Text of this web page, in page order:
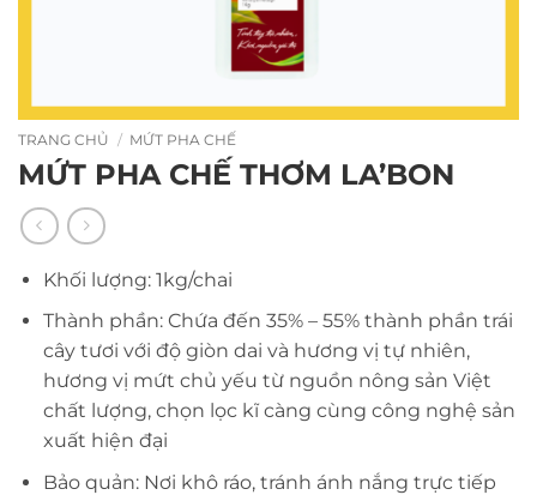
TRANG CHỦ / MỨT PHA CHẾ
MỨT PHA CHẾ THƠM LA’BON
Khối lượng: 1kg/chai
Thành phần: Chứa đến 35% – 55% thành phần trái
cây tươi với độ giòn dai và hương vị tự nhiên,
hương vị mứt chủ yếu từ nguồn nông sản Việt
chất lượng, chọn lọc kĩ càng cùng công nghệ sản
xuất hiện đại
Bảo quản: Nơi khô ráo, tránh ánh nắng trực tiếp